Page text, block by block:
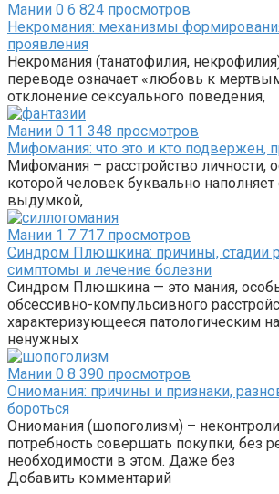
Мании 0 6 824 просмотров
Некромания: механизмы
проявления
Некромания (танатофилия,
переводе означает «любовь к
отклонение сексуального поведения,
Мании 0 11 348 просмотров
Мифомания: что это и кто подвержен,
Мифомания – расстройство личности,
которой человек буквально
выдумкой,
Мании 1 7 717 просмотров
Синдром Плюшкина: причины, стадии
симптомы и лечение болезни
Синдром Плюшкина — это мания,
обсессивно-компульсивного
характеризующееся патологическим
ненужных
Мании 0 8 390 просмотров
Ониомания: причины и признаки,
бороться
Ониомания (шопоголизм) –
потребность совершать покупки, без
необходимости в этом. Даже без
Добавить комментарий